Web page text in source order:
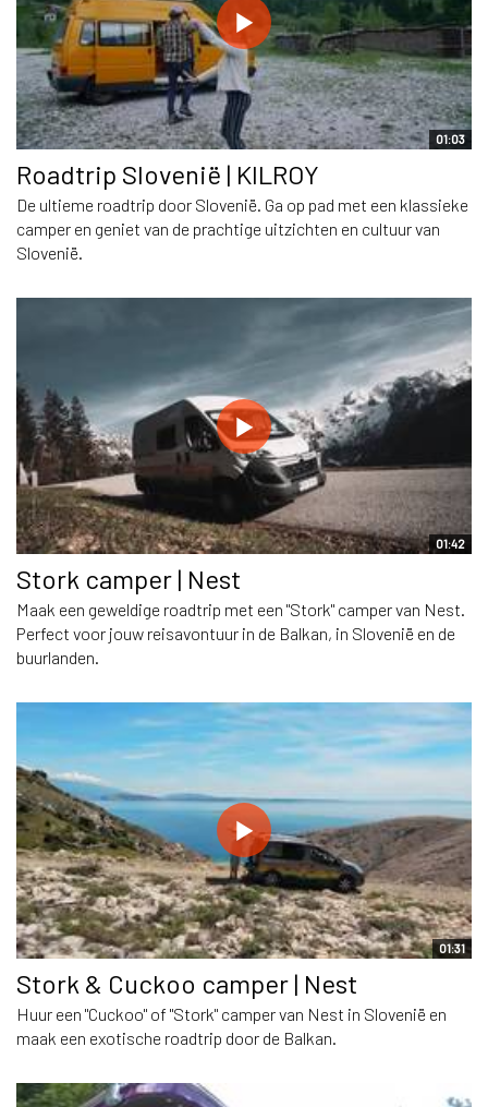
01:03
Roadtrip Slovenië | KILROY
De ultieme roadtrip door Slovenië. Ga op pad met een klassieke
camper en geniet van de prachtige uitzichten en cultuur van
Slovenië.
01:42
Stork camper | Nest
Maak een geweldige roadtrip met een "Stork" camper van Nest.
Perfect voor jouw reisavontuur in de Balkan, in Slovenië en de
buurlanden.
01:31
Stork & Cuckoo camper | Nest
Huur een "Cuckoo" of "Stork" camper van Nest in Slovenië en
maak een exotische roadtrip door de Balkan.